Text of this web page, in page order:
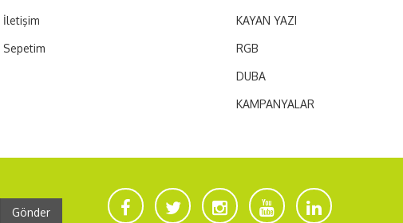
İletişim
Sepetim
KAYAN YAZI
RGB
DUBA
KAMPANYALAR
Gönder